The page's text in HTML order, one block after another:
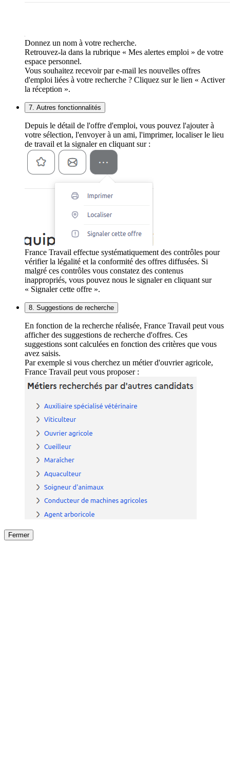
Donnez un nom à votre recherche.
Retrouvez-la dans la rubrique « Mes alertes emploi » de votre
espace personnel.
Vous souhaitez recevoir par e-mail les nouvelles offres
d'emploi liées à votre recherche ? Cliquez sur le lien « Activer
la réception ».
7. Autres fonctionnalités
Depuis le détail de l'offre d'emploi, vous pouvez l'ajouter à
votre sélection, l'envoyer à un ami, l'imprimer, localiser le lieu
de travail et la signaler en cliquant sur :
France Travail effectue systématiquement des contrôles pour
vérifier la légalité et la conformité des offres diffusées. Si
malgré ces contrôles vous constatez des contenus
inappropriés, vous pouvez nous le signaler en cliquant sur
« Signaler cette offre ».
8. Suggestions de recherche
En fonction de la recherche réalisée, France Travail peut vous
afficher des suggestions de recherche d'offres. Ces
suggestions sont calculées en fonction des critères que vous
avez saisis.
Par exemple si vous cherchez un métier d'ouvrier agricole,
France Travail peut vous proposer :
Fermer